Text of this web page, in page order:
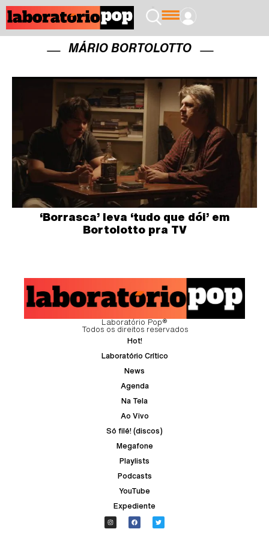
MÁRIO BORTOLOTTO
‘Borrasca’ leva ‘tudo que dói’ em
Bortolotto pra TV
Laboratório Pop®
Todos os direitos reservados
Hot!
Laboratório Crítico
News
Agenda
Na Tela
Ao Vivo
Só filé! (discos)
Megafone
Playlists
Podcasts
YouTube
Expediente